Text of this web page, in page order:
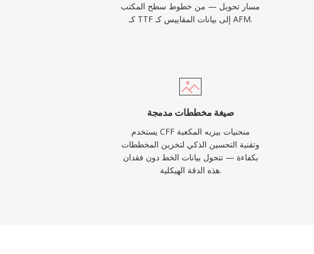
مسار تحويل — من خطوط سطح المكتب
كـ TTF إلى بيانات المقاييس كـ AFM.
صيغة مخططات مدمجة
يستخدم CFF منحنيات بيزيه المكعبة
وتقنية التحسين الذكي لتخزين المخططات
بكفاءة — تتحول بيانات الخط دون فقدان
هذه الدقة الهيكلية.